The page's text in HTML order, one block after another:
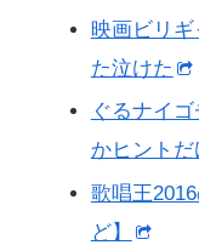
映画ビリ
た泣けた
ぐるナイ
かヒント
歌唱王
ど】